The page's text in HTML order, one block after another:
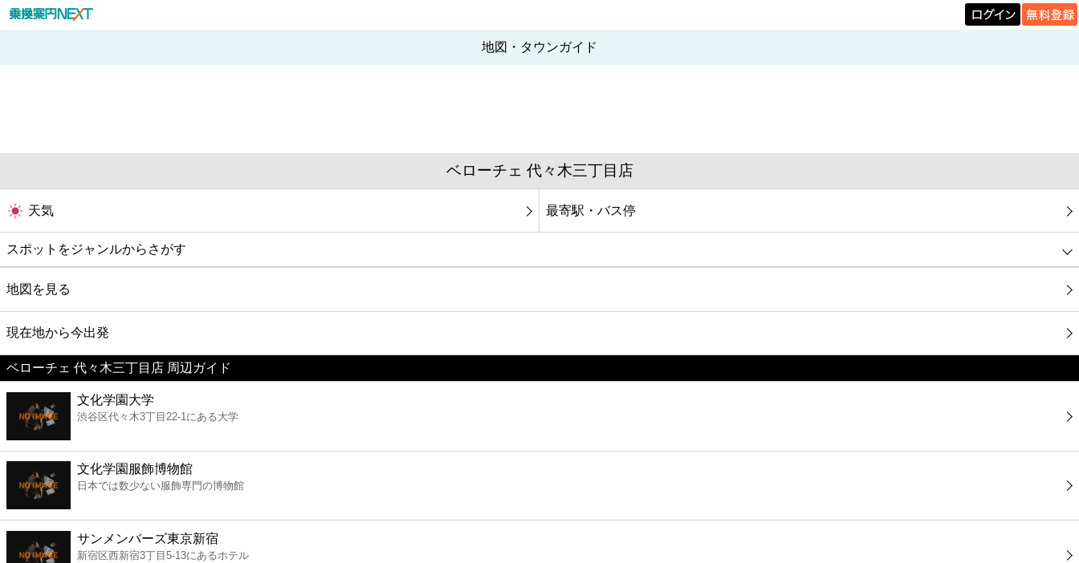
地図・タウンガイド
ベローチェ 代々木三丁目店
天気 最寄駅・バス停
スポットをジャンルからさがす
グルメ
映画
美容
コンビニ
薬局
スーパー
エンタメ
地図を見る
現在地から今出発
ベローチェ 代々木三丁目店 周辺ガイド
文化学園大学
渋谷区代々木3丁目22-1にある大学
文化学園服飾博物館
日本では数少ない服飾専門の博物館
サンメンバーズ東京新宿
新宿区西新宿3丁目5-13にあるホテル